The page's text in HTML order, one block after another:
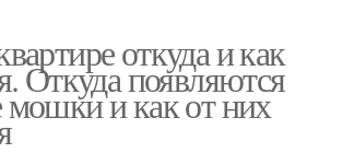
откуда и как
Откуда появляются
и как от них